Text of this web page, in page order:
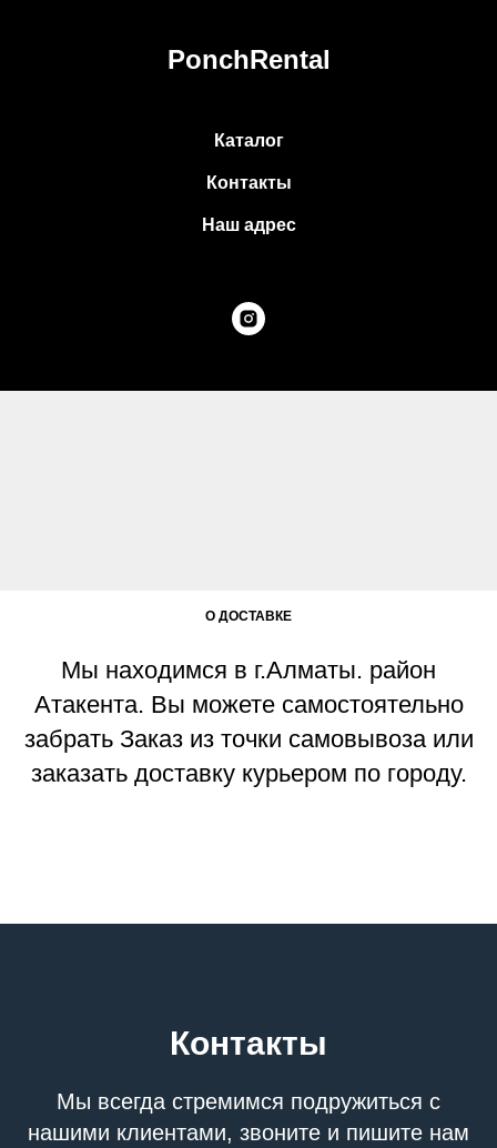
PonchRental
Каталог
Контакты
Наш адрес
О ДОСТАВКЕ
Мы находимся в г.Алматы. район
Атакента. Вы можете самостоятельно
забрать Заказ из точки самовывоза или
заказать доставку курьером по городу.
Контакты
Мы всегда стремимся подружиться с
нашими клиентами, звоните и пишите нам